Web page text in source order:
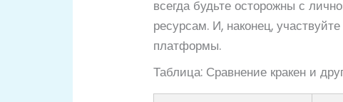
всегда будьте осторожны с
ресурсам. И, наконец,
платформы.
Таблица: Сравнение кракен и